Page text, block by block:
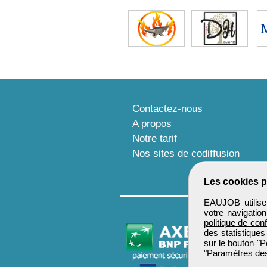
Les cookies
EAUJOB
votre
politique de
des
sur le bouton
"Paramètres
Contactez-nous
A propos
Notre tarif
Nos sites de codiffusion